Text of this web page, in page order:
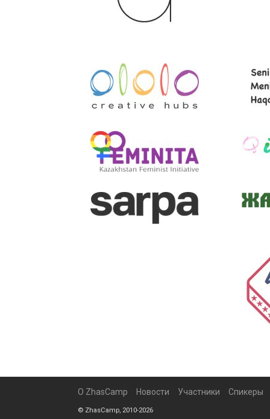
О ZhasCamp Новости Участники Спикеры
© ZhasCamp, 2010-2026